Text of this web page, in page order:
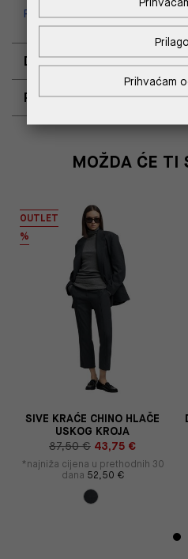
Replay Outlet Store, Split
DOSTAVA
POVRAT I ZAMJENA
MOŽDA ĆE TI
OUTLET
%
SIVE KRAĆE CHINO HLAČE
USKOG KROJA
87,50 € 43,75 €
*najniža cijena u prethodnih 30
dana 52,50 €
Prihvaćam